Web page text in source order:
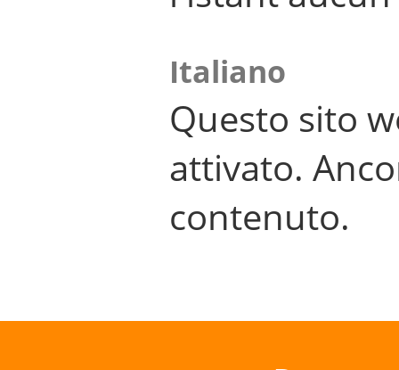
Italiano
Questo sito
attivato.
contenuto.